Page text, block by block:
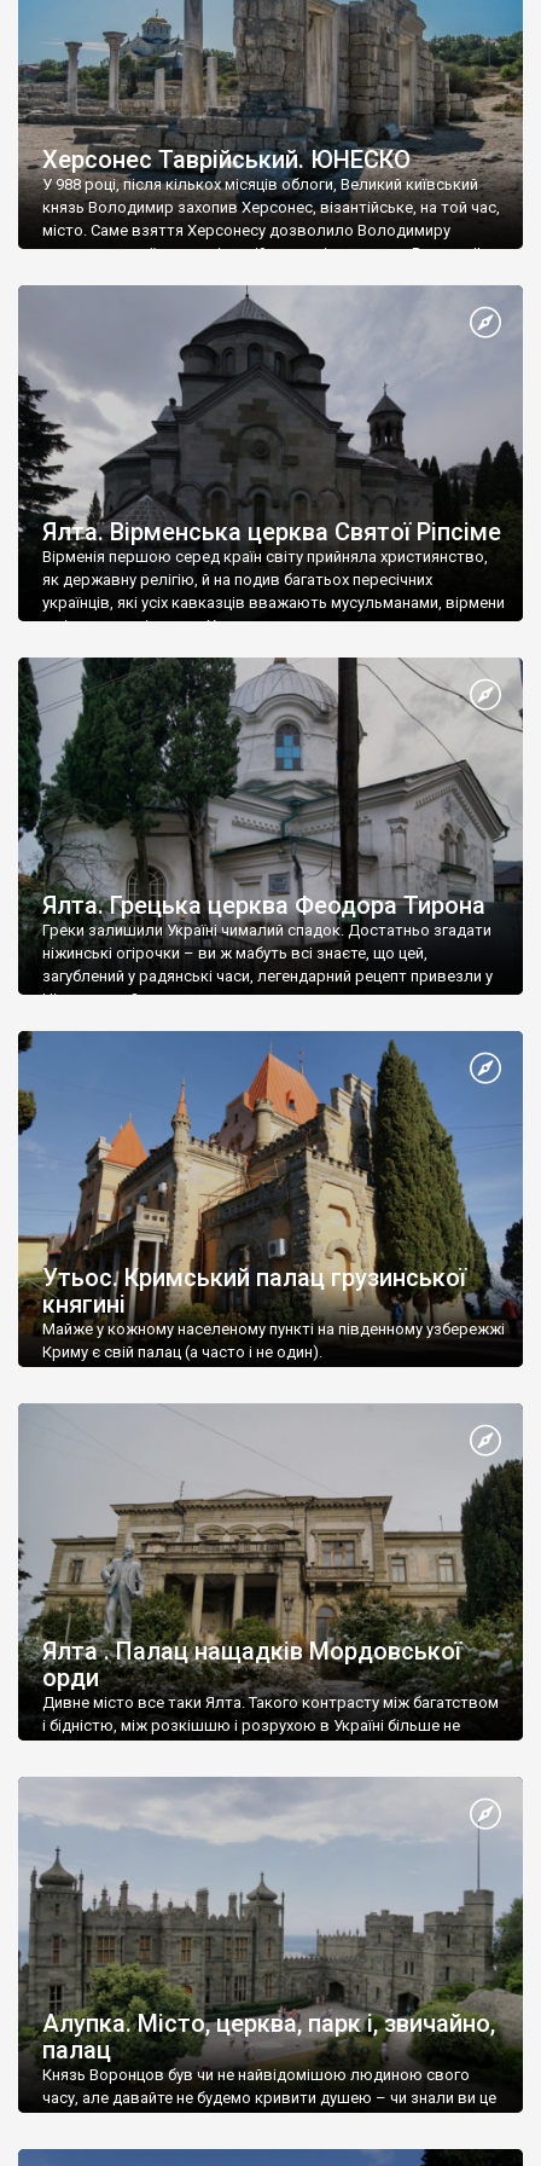
Херсонес Таврійський. ЮНЕСКО
У 988 році, після кількох місяців облоги, Великий київський
князь Володимир захопив Херсонес, візантійське, на той час,
місто. Саме взяття Херсонесу дозволило Володимиру
диктувати свої умови візантійському імператору Василю ІІ, та
Херсонесі Володимир-язичник, став Василем-християнином.
А потім було Хрещення Русі. На честь Херсонесу Таврійського
Ялта. Вірменська церква Святої Ріпсіме
Вірменія першою серед країн світу прийняла християнство,
як державну релігію, й на подив багатьох пересічних
українців, які усіх кавказців вважають мусульманами, вірмени
є відданими вірянами Христа
Ялта. Грецька церква Феодора Тирона
Греки залишили Україні чималий спадок. Достатньо згадати
ніжинські огірочки – ви ж мабуть всі знаєте, що цей,
загублений у радянські часи, легендарний рецепт привезли у
Ніжин греки?
Утьос. Кримський палац грузинської
княгині
Майже у кожному населеному пункті на південному узбережжі
Криму є свій палац (а часто і не один).
Ялта . Палац нащадків Мордовської
орди
Дивне місто все таки Ялта. Такого контрасту між багатством
і бідністю, між розкішшю і розрухою в Україні більше не
Алупка. Місто, церква, парк і, звичайно,
палац
Князь Воронцов був чи не найвідомішою людиною свого
часу, але давайте не будемо кривити душею – чи знали ви це